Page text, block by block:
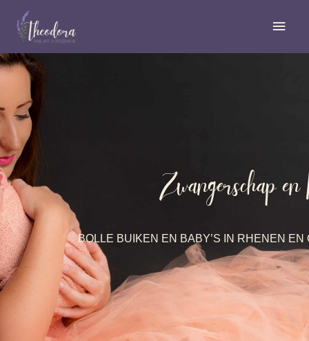
naar
inhoud
Zwangerschap en
BOLLE BUIKEN EN BABY’S IN RHENEN EN